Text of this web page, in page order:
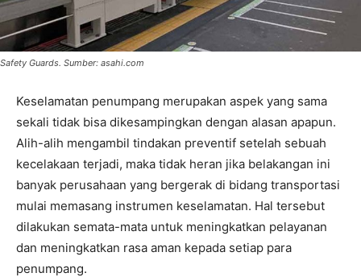
Safety Guards. Sumber: asahi.com
Keselamatan penumpang merupakan aspek yang sama
sekali tidak bisa dikesampingkan dengan alasan apapun.
Alih-alih mengambil tindakan preventif setelah sebuah
kecelakaan terjadi, maka tidak heran jika belakangan ini
banyak perusahaan yang bergerak di bidang transportasi
mulai memasang instrumen keselamatan. Hal tersebut
dilakukan semata-mata untuk meningkatkan pelayanan
dan meningkatkan rasa aman kepada setiap para
penumpang.